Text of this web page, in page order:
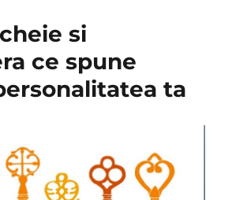
si
ce spune
ta